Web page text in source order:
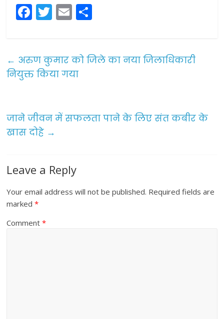
F
a
e
b
o
k
T
w
er
E
m
l e
← अरुण कुमार को जिले का नया जिलाधिकारी
नियुक्त किया गया
जाने जीवन में सफलता पाने के लिए संत कबीर के
खास दोहे →
Leave a Reply
Your email address will not be published. Required fields are
marked*
Comment*